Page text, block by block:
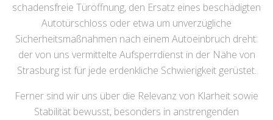
schadensfreie Türöffnung, den Ersatz eines beschädigten
Autotürschloss oder etwa um unverzügliche
Sicherheitsmaßnahmen nach einem Autoeinbruch dreht:
der von uns vermittelte Aufsperrdienst in der Nähe von
Strasburg ist für jede erdenkliche Schwierigkeit gerüstet.
Ferner sind wir uns über die Relevanz von Klarheit sowie
Stabilität bewusst, besonders in anstrengenden